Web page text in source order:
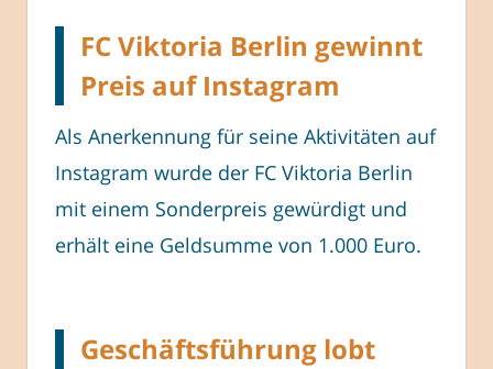
FC Viktoria Berlin gewinnt
Preis auf Instagram
Als Anerkennung für seine Aktivitäten auf
Instagram wurde der FC Viktoria Berlin
mit einem Sonderpreis gewürdigt und
erhält eine Geldsumme von 1.000 Euro.
Geschäftsführung lobt